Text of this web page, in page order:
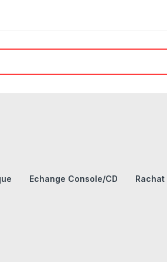
Echange Console/CD